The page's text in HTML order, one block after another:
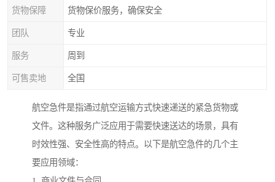
货物保障 货物保价服务，确保安全
团队 专业
服务 周到
可售卖地 全国
航空急件是指通过航空运输方式快速递送的紧急货物或
文件。这种服务广泛应用于需要快速送达的场景，具有
时效性强、安全性高的特点。以下是航空急件的几个主
要应用领域：